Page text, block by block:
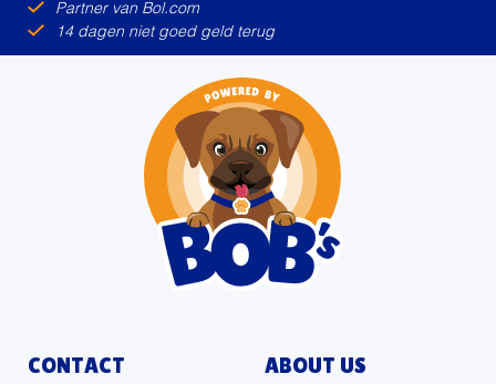
Partner van Bol.com
14 dagen niet goed geld terug
CONTACT ABOUT US